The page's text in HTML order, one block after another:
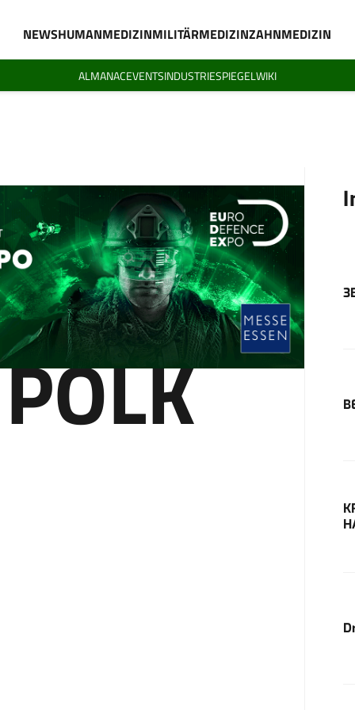
NEWSHUMANMEDIZINMILITÄRMEDIZINZAHNMEDIZIN
ALMANACEVENTSINDUSTRIESPIEGELWIKI